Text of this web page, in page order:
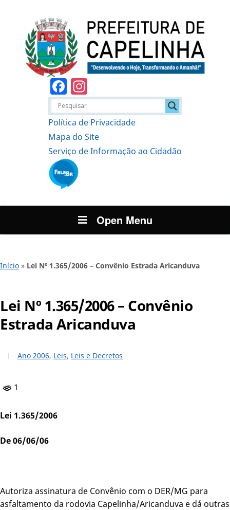
Facebook
Política de Privacidade
Mapa do Site
Serviço de Informação ao Cidadão
Open Menu
Início » Lei Nº 1.365/2006 – Convênio Estrada Aricanduva
Lei Nº 1.365/2006 – Convênio
Estrada Aricanduva
Ano 2006, Leis, Leis e Decretos
1
Lei 1.365/2006
De 06/06/06
Autoriza assinatura de Convênio com o DER/MG para
asfaltamento da rodovia Capelinha/Aricanduva e dá outras